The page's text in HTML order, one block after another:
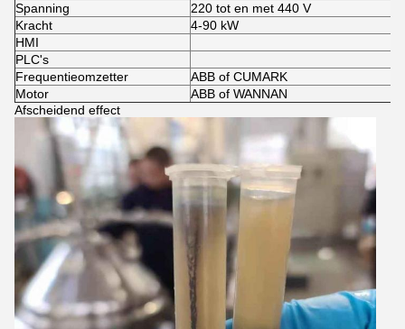
Spanning
220 tot en met 440 V
Kracht
4-90 kW
HMI
PLC's
Frequentieomzetter
ABB of CUMARK
Motor
ABB of WANNAN
Afscheidend effect